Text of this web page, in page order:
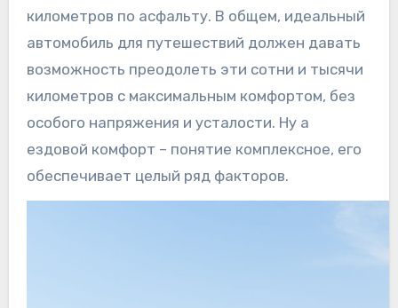
километров по асфальту. В общем, идеальный
автомобиль для путешествий должен давать
возможность преодолеть эти сотни и тысячи
километров с максимальным комфортом, без
особого напряжения и усталости. Ну а
ездовой комфорт – понятие комплексное, его
обеспечивает целый ряд факторов.